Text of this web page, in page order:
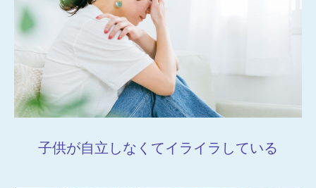
子供が自立しなくてイライラしている